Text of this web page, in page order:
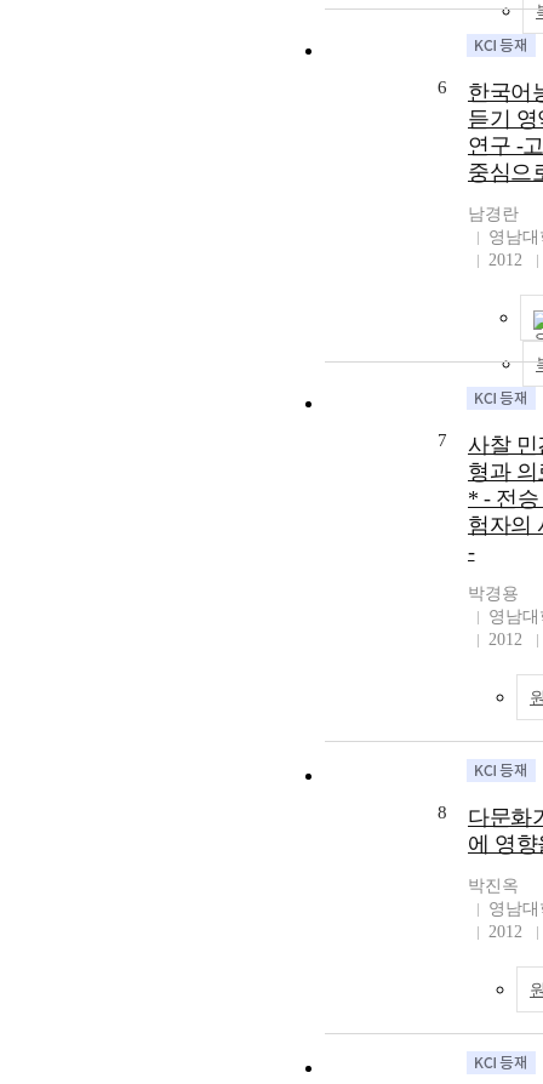
6
한국어
듣기
연구 -
중심으
남경란
영남
2012
7
사찰 민
형과
* - 전
험자의
-
박경용
영남
2012
8
다문화
에 영
박진옥
영남
2012